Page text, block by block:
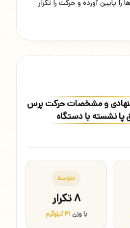
را پایین آورده و حرکت را تکرار
و مشخصات حرکت پرس
پا نشسته با دستگاه
متوسط
۸ تکرار
با وزن۴۱ کیلوگرم